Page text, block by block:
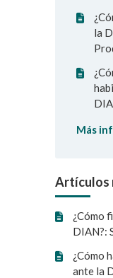
la
Más
Artículos
¿Cómo
DIAN?:
¿Cómo
ante la